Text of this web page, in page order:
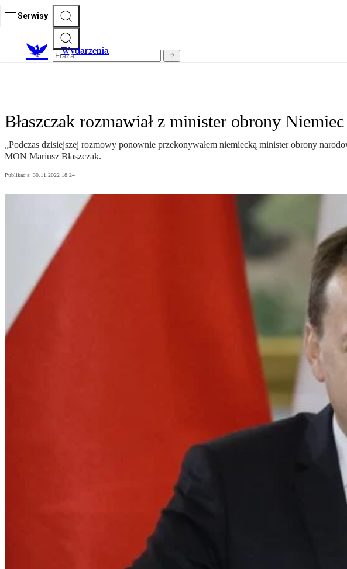
Serwisy
Wydarzenia
Błaszczak rozmawiał z minister obrony
„Podczas dzisiejszej rozmowy ponownie przekonywałem niemiecką minister obrony
MON Mariusz Błaszczak.
Publikacja: 30.11.2022 18:24